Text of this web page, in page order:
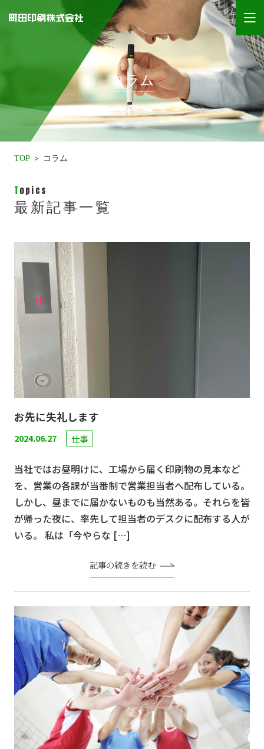
コラム
TOP コラム
Topics
最新記事一覧
2024.06.27 仕事
お先に失礼します
当社ではお昼明けに、工場から届く印刷物の見本など
を、営業の各課が当番制で営業担当者へ配布している。
しかし、昼までに届かないものも当然ある。それらを皆
が帰った夜に、率先して担当者のデスクに配布する人が
いる。 私は「今やらな […]
記事の続きを読む